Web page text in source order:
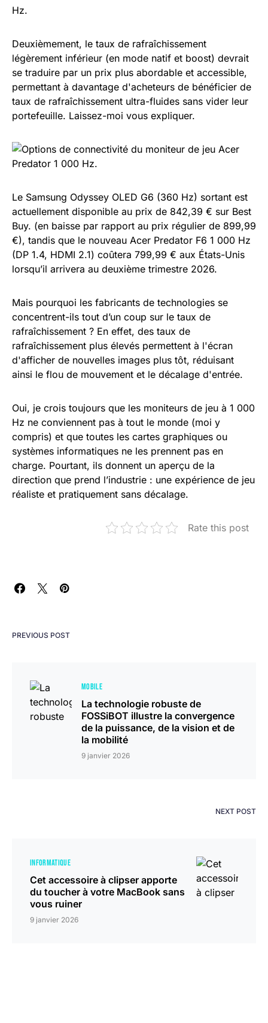
Hz.
Deuxièmement, le taux de rafraîchissement
légèrement inférieur (en mode natif et boost) devrait
se traduire par un prix plus abordable et accessible,
permettant à davantage d'acheteurs de bénéficier de
taux de rafraîchissement ultra-fluides sans vider leur
portefeuille. Laissez-moi vous expliquer.
Le Samsung Odyssey OLED G6 (360 Hz) sortant est
actuellement disponible au prix de 842,39 € sur Best
Buy. (en baisse par rapport au prix régulier de 899,99
€), tandis que le nouveau Acer Predator F6 1 000 Hz
(DP 1.4, HDMI 2.1) coûtera 799,99 € aux États-Unis
lorsqu’il arrivera au deuxième trimestre 2026.
Mais pourquoi les fabricants de technologies se
concentrent-ils tout d’un coup sur le taux de
rafraîchissement ? En effet, des taux de
rafraîchissement plus élevés permettent à l'écran
d'afficher de nouvelles images plus tôt, réduisant
ainsi le flou de mouvement et le décalage d'entrée.
Oui, je crois toujours que les moniteurs de jeu à 1 000
Hz ne conviennent pas à tout le monde (moi y
compris) et que toutes les cartes graphiques ou
systèmes informatiques ne les prennent pas en
charge. Pourtant, ils donnent un aperçu de la
direction que prend l’industrie : une expérience de jeu
réaliste et pratiquement sans décalage.
Rate this post
PREVIOUS POST
MOBILE
La technologie robuste de
FOSSiBOT illustre la convergence
de la puissance, de la vision et de
la mobilité
9 janvier 2026
NEXT POST
INFORMATIQUE
Cet accessoire à clipser apporte
du toucher à votre MacBook sans
vous ruiner
9 janvier 2026